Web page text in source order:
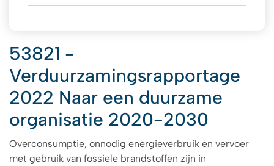
53821 -
Verduurzamingsrapportage
2022 Naar een duurzame
organisatie 2020-2030
Overconsumptie, onnodig energieverbruik en vervoer
met gebruik van fossiele brandstoffen zijn in